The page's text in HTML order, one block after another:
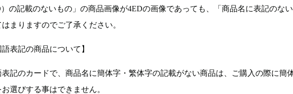
）の記載のないもの」の商品画像が4EDの画像であっても、「商品名に表記のない
まりますのでご了承ください。
語表記の商品について】
表記のカードで、商品名に簡体字・繁体字の記載がない商品は、ご購入の際に簡
選びする事はできません。